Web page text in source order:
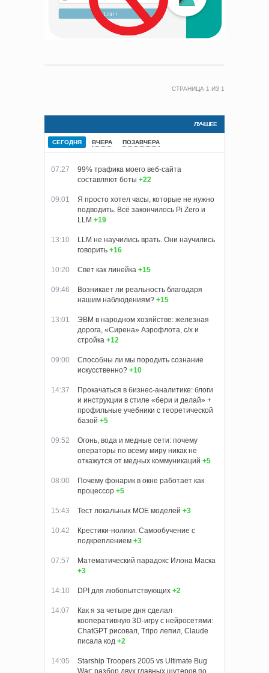
СТРАНИЦА 1 ИЗ 1
ЛУЧШЕЕ
СЕГОДНЯ ВЧЕРА ПОЗАВЧЕРА
07:27
99% трафика моего веб‑сайта
составляют боты +22
09:01
Я просто хотел часы, которые не нужно
подводить. Всё закончилось Pi Zero и
LLM +19
13:10
LLM не научились врать. Они научились
говорить +16
10:20 Свет как линейка +15
09:46
Возникает ли реальность благодаря
нашим наблюдениям? +15
13:01
ЭВМ в народном хозяйстве: железная
дорога, «Сирена» Аэрофлота, с/х и
стройка +12
09:00
Способны ли мы породить сознание
искусственно? +10
14:37
Прокачаться в бизнес-аналитике: блоги
и инструкции в стиле «бери и делай» +
профильные учебники с теоретической
базой +5
09:52
Огонь, вода и медные сети: почему
операторы по всему миру никак не
откажутся от медных коммуникаций +5
08:00
Почему фонарик в окне работает как
процессор +5
15:43 Тест локальных MOE моделей +3
10:42
Крестики-нолики. Самообучение с
подкреплением +3
07:57
Математический парадокс Илона Маска
+3
14:10 DPI для любопытствующих +2
14:07
Как я за четыре дня сделал
кооперативную 3D‑игру с нейросетями:
ChatGPT рисовал, Tripo лепил, Claude
писала код +2
14:05
Starship Troopers 2005 vs Ultimate Bug